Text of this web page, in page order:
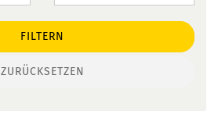
FILTERN
ZURÜCKSETZEN